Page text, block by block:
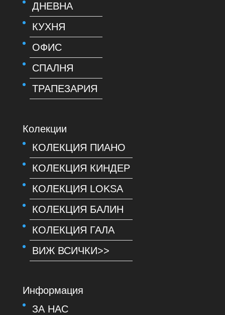
ДНЕВНА
КУХНЯ
ОФИС
СПАЛНЯ
ТРАПЕЗАРИЯ
Колекции
КОЛЕКЦИЯ ПИАНО
КОЛЕКЦИЯ КИНДЕР
КОЛЕКЦИЯ LOKSA
КОЛЕКЦИЯ БАЛИН
КОЛЕКЦИЯ ГАЛА
ВИЖ ВСИЧКИ>>
Информация
ЗА НАС